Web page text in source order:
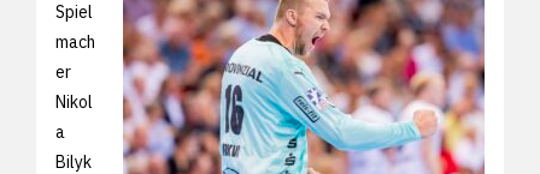
Spiel
mach
er
Nikol
a
Bilyk